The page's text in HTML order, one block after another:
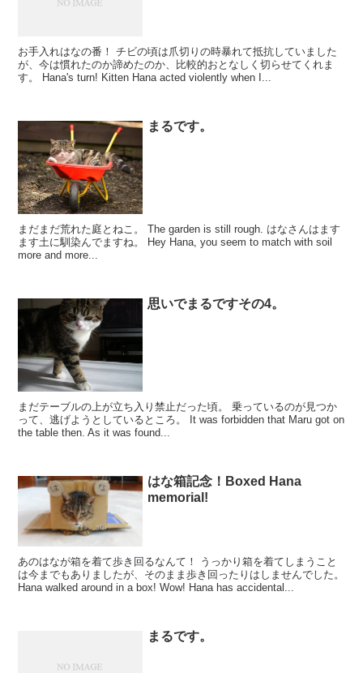
お手入れはなの番！ チビの頃は爪切りの時暴れて抵抗していました
が、今は慣れたのか諦めたのか、比較的おとなしく切らせてくれま
す。 Hana's turn! Kitten Hana acted violently when I...
まるです。
まだまだ荒れた庭とねこ。 The garden is still rough. はなさんはます
ます土に馴染んでますね。 Hey Hana, you seem to match with soil
more and more...
思いでまるですその4。
まだテーブルの上が立ち入り禁止だった頃。 乗っているのが見つか
って、逃げようとしているところ。 It was forbidden that Maru got on
the table then. As it was found...
はな箱記念！Boxed Hana
memorial!
あのはなが箱を着て歩き回るなんて！ うっかり箱を着てしまうこと
は今までもありましたが、そのまま歩き回ったりはしませんでした。
Hana walked around in a box! Wow! Hana has accidental...
まるです。